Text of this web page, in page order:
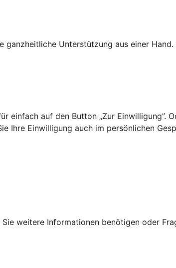
Unterstützung aus einer
einfach auf den Button „Zur Einwilligung”.
Ihre Einwilligung auch im persönlichen
weitere Informationen benötigen oder